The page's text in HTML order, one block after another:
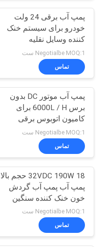
منبع
دوتریوم
10
IC راننده موتور BLDC
18
پمپ آب برقی 24 ولت
خودرو برای سیستم خنک
کننده وسایل نقلیه
الکتریکی
Negotialbe MOQ:1 ست
تماس
پمپ آب موتور DC بدون
برس 6000L / H برای
کامیون اتوبوس برقی
Negotialbe MOQ:1 ست
تماس
18 32VDC 190W حجم بالا
پمپ آب پمپ آب گردش
خون خنک کننده سنگین
Negotialbe MOQ:1 ست
تماس